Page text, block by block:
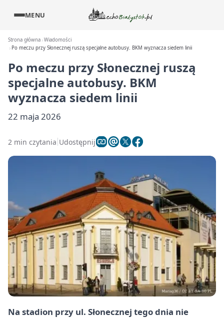
MENU
Strona główna Wiadomości
Po meczu przy Słonecznej ruszą specjalne autobusy. BKM wyznacza siedem linii
Po meczu przy Słonecznej ruszą
specjalne autobusy. BKM
wyznacza siedem linii
22 maja 2026
2 min czytania Udostępnij
Na stadion przy ul. Słonecznej tego dnia nie